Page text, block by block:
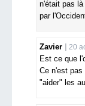
n'était pas
par
Zavier 20
Est ce que
Ce n'est pas
"aider" les